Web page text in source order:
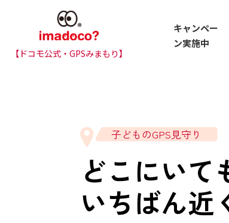
【ドコモ公式・GPSみまもり】
キャンペー
ン実施中
子どものGPS見守り
どこにいて
いちばん近